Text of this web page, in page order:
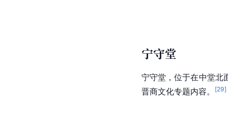
宁守堂
宁守堂，位于在中堂北
晋商文化专题内容。 [29]